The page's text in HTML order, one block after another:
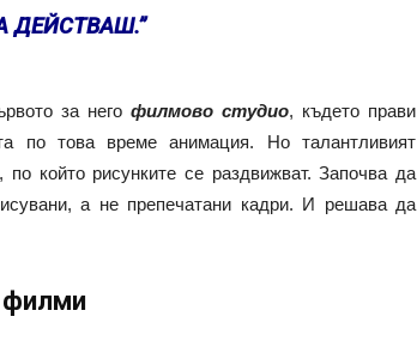
ДЕЙСТВАШ.”
за него филмово студио, където прави
по това време анимация. Но талантливият
който рисунките се раздвижват. Започва да
а не препечатани кадри. И решава да
филми